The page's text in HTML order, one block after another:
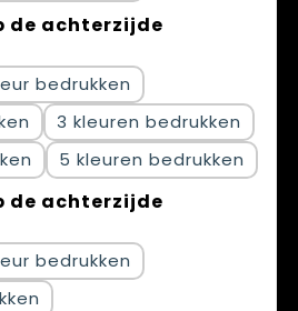
de achterzijde
3
5
de achterzijde